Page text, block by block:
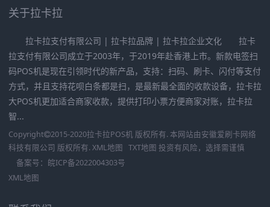
关于拉卡拉
拉卡拉支付有限公司 | 拉卡拉品牌 | 拉卡拉企业文化 拉卡
拉支付有限公司成立于2003年，于2019年赴香港上市。新款电签扫
码POS机是现在引领时代的新产品，支持：扫码、刷卡、闪付等支付
方式，并且支持花呗白条都是扫，是最新最全面的收款设备，拉卡拉
大POS机更加适合商家收款，提供打印小票方便商家对账，拉卡拉
智...
Copyright 2015-2020拉卡拉POS机 版权所有. 本网站由安徽爱刷卡网络
科技有限公司 版权所有. XML地图 TXT地图 投资有风险，选择需谨慎
备案号： 皖ICP备2022004303号
XML地图